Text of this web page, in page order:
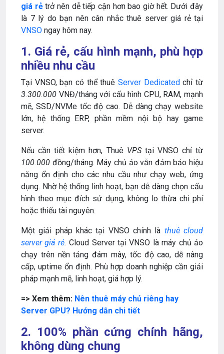
giá rẻtrở nên dễ tiếp cận hơn bao giờ hết. Dưới đây
là 7 lý do bạn nên cân nhắc thuê server giá rẻ tại
VNSO ngay hôm nay.
1. Giá rẻ, cấu hình mạnh, phù hợp
nhiều nhu cầu
Tại VNSO, bạn có thể thuê Server Dedicated chỉ từ
3.300.000 VNĐ/tháng với cấu hình CPU, RAM, mạnh
mẽ, SSD/NVMe tốc độ cao. Dễ dàng chạy website
lớn, hệ thống ERP, phần mềm nội bộ hay game
server.
Nếu cần tiết kiệm hơn, Thuê VPStại VNSO chỉ từ
100.000 đồng/tháng. Máy chủ ảo vẫn đảm bảo hiệu
năng ổn định cho các nhu cầu như chạy web, ứng
dụng. Nhờ hệ thống linh hoạt, bạn dễ dàng chọn cấu
hình theo mục đích sử dụng, không lo thừa chi phí
hoặc thiếu tài nguyên.
Một giải pháp khác tại VNSO chính là thuê cloud
server giá rẻ.Cloud Server tại VNSO là máy chủ ảo
chạy trên nền tảng đám mây, tốc độ cao, dễ nâng
cấp, uptime ổn định. Phù hợp doanh nghiệp cần giải
pháp mạnh mẽ, linh hoạt, giá hợp lý.
=> Xem thêm: Nên thuê máy chủ riêng hay
Server GPU? Hướng dẫn chi tiết
2. 100% phần cứng chính hãng,
không dùng chung